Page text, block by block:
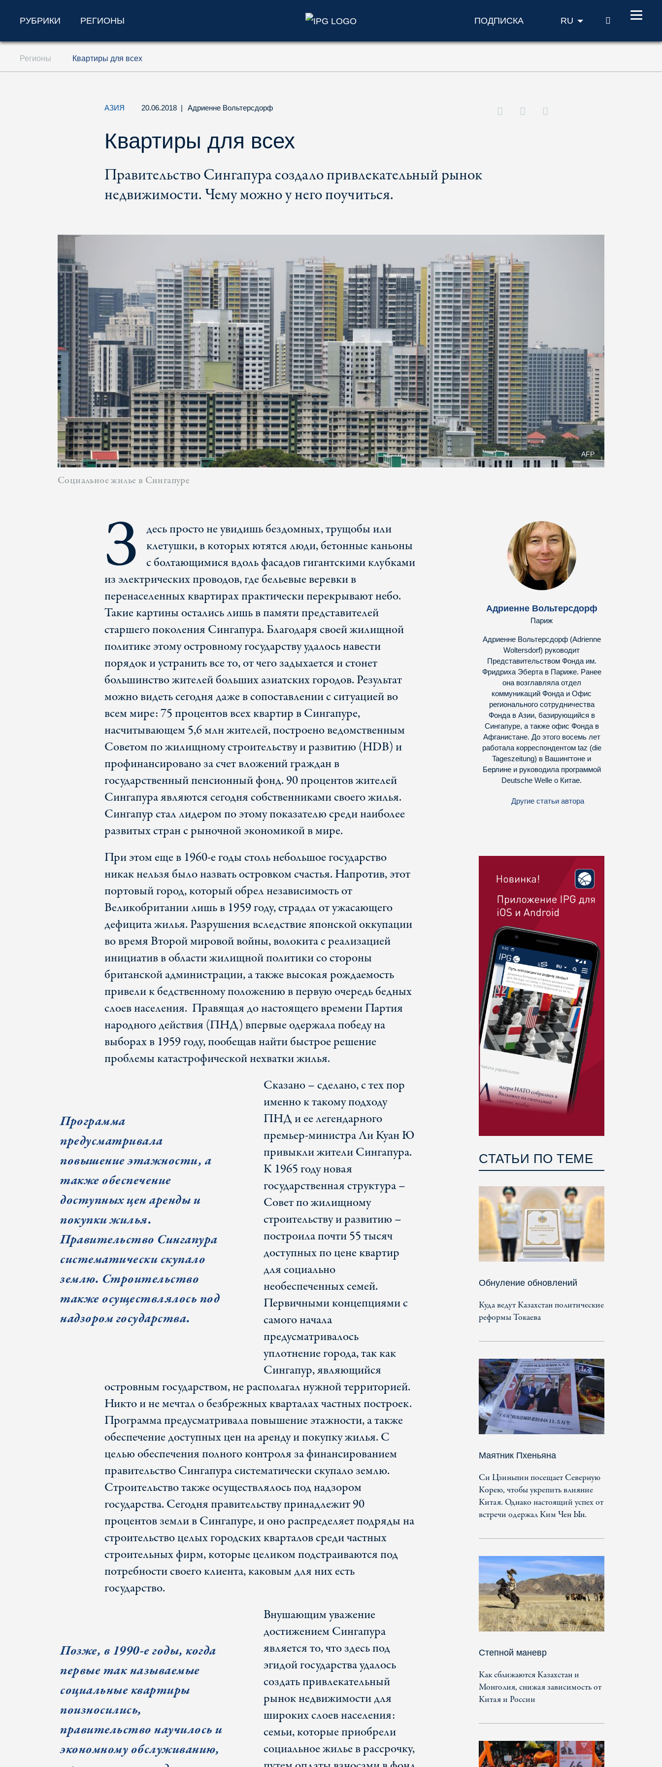
Перейти к содержанию (ключ доступа '1')
Перейти к поиску (ключ доступа '2')
РУБРИКИ РЕГИОНЫ ПОДПИСКА RU ПОИСК
Регионы Квартиры для всех
АЗИЯ 20.06.2018 | Адриенне Вольтерсдорф
Квартиры для всех
Правительство Сингапура создало привлекательный рынок
недвижимости. Чему можно у него поучиться.
AFP
Cоциальное жилье в Сингапуре
З десь просто не увидишь бездомных, трущобы или
клетушки, в которых ютятся люди, бетонные каньоны
с болтающимися вдоль фасадов гигантскими клубками
из электрических проводов, где бельевые веревки в
перенаселенных квартирах практически перекрывают небо.
Такие картины остались лишь в памяти представителей
старшего поколения Сингапура. Благодаря своей жилищной
политике этому островному государству удалось навести
порядок и устранить все то, от чего задыхается и стонет
большинство жителей больших азиатских городов. Результат
можно видеть сегодня даже в сопоставлении с ситуацией во
всем мире: 75 процентов всех квартир в Сингапуре,
насчитывающем 5,6 млн жителей, построено ведомственным
Советом по жилищному строительству и развитию (HDB) и
профинансировано за счет вложений граждан в
государственный пенсионный фонд. 90 процентов жителей
Сингапура являются сегодня собственниками своего жилья.
Сингапур стал лидером по этому показателю среди наиболее
развитых стран с рыночной экономикой в мире.
При этом еще в 1960-е годы столь небольшое государство
никак нельзя было назвать островком счастья. Напротив, этот
портовый город, который обрел независимость от
Великобритании лишь в 1959 году, страдал от ужасающего
дефицита жилья. Разрушения вследствие японской оккупации
во время Второй мировой войны, волокита с реализацией
инициатив в области жилищной политики со стороны
британской администрации, а также высокая рождаемость
привели к бедственному положению в первую очередь бедных
слоев населения. Правящая до настоящего времени Партия
народного действия (ПНД) впервые одержала победу на
выборах в 1959 году, пообещав найти быстрое решение
проблемы катастрофической нехватки жилья.
Программа
предусматривала
повышение этажности, а
также обеспечение
доступных цен аренды и
покупки жилья.
Правительство Сингапура
систематически скупало
землю. Строительство
также осуществлялось под
надзором государства.
Сказано – сделано, с тех пор
именно к такому подходу
ПНД и ее легендарного
премьер-министра Ли Куан Ю
привыкли жители Сингапура.
К 1965 году новая
государственная структура –
Совет по жилищному
строительству и развитию –
построила почти 55 тысяч
доступных по цене квартир
для социально
необеспеченных семей.
Первичными концепциями с
самого начала
предусматривалось
уплотнение города, так как
Сингапур, являющийся
островным государством, не располагал нужной территорией.
Никто и не мечтал о безбрежных кварталах частных построек.
Программа предусматривала повышение этажности, а также
обеспечение доступных цен на аренду и покупку жилья. С
целью обеспечения полного контроля за финансированием
правительство Сингапура систематически скупало землю.
Строительство также осуществлялось под надзором
государства. Сегодня правительству принадлежит 90
процентов земли в Сингапуре, и оно распределяет подряды на
строительство целых городских кварталов среди частных
строительных фирм, которые целиком подстраиваются под
потребности своего клиента, каковым для них есть
государство.
Позже, в 1990-е годы, когда
первые так называемые
социальные квартиры
поизносились,
правительство научилось и
экономному обслуживанию,
Внушающим уважение
достижением Сингапура
является то, что здесь под
эгидой государства удалось
создать привлекательный
рынок недвижимости для
широких слоев населения:
семьи, которые приобрели
социальное жилье в рассрочку,
Адриенне Вольтерсдорф
Париж
Адриенне Вольтерсдорф (Adrienne
Woltersdorf) руководит
Представительством Фонда им.
Фридриха Эберта в Париже. Ранее
она возглавляла отдел
коммуникаций Фонда и Офис
регионального сотрудничества
Фонда в Азии, базирующийся в
Сингапуре, а также офис Фонда в
Афганистане. До этого восемь лет
работала корреспондентом taz (die
Tageszeitung) в Вашингтоне и
Берлине и руководила программой
Deutsche Welle о Китае.
Другие статьи автора
СТАТЬИ ПО ТЕМЕ
Обнуление обновлений
Куда ведут Казахстан политические
реформы Токаева
Маятник Пхеньяна
Си Цзиньпин посещает Северную
Корею, чтобы укрепить влияние
Китая. Однако настоящий успех от
встречи одержал Ким Чен Ын.
Степной маневр
Как сближаются Казахстан и
Монголия, снижая зависимость от
Китая и России